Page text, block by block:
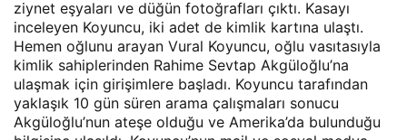
ziynet eşyaları ve düğün fotoğrafları çıktı. Kasayı
inceleyen Koyuncu, iki adet de kimlik kartına ulaştı.
Hemen oğlunu arayan Vural Koyuncu, oğlu vasıtasıyla
kimlik sahiplerinden Rahime Sevtap Akgüloğlu’na
ulaşmak için girişimlere başladı. Koyuncu tarafından
yaklaşık 10 gün süren arama çalışmaları sonucu
Akgüloğlu’nun ateşe olduğu ve Amerika’da bulunduğu